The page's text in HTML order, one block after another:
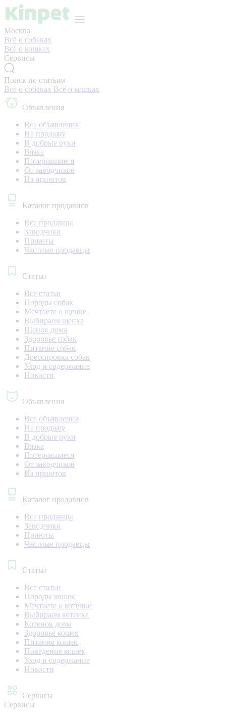
Москва
Всё о собаках
Всё о кошках
Сервисы
Поиск по статьям
Всё о собаках Всё о кошках
Объявления
Все объявления
На продажу
В добрые руки
Вязка
Потерявшиеся
От заводчиков
Из приютов
Каталог продавцов
Все продавцы
Заводчики
Приюты
Частные продавцы
Статьи
Все статьи
Породы собак
Мечтаете о щенке
Выбираем щенка
Щенок дома
Здоровье собак
Питание собак
Дрессировка собак
Уход и содержание
Новости
Объявления
Все объявления
На продажу
В добрые руки
Вязка
Потерявшиеся
От заводчиков
Из приютов
Каталог продавцов
Все продавцы
Заводчики
Приюты
Частные продавцы
Статьи
Все статьи
Породы кошек
Мечтаете о котенке
Выбираем котенка
Котенок дома
Здоровье кошек
Питание кошек
Поведение кошек
Уход и содержание
Новости
Сервисы
Сервисы